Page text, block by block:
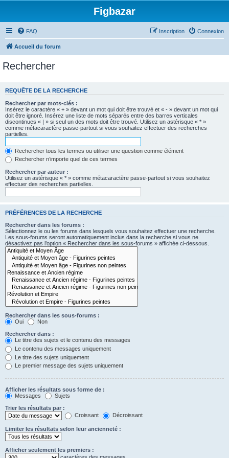
Figbazar
FAQ Connexion
Inscription
Accueil du forum
Rechercher
REQUÊTE DE LA RECHERCHE
Rechercher par mots-clés :
Insérez le caractère « + » devant un mot qui doit être trouvé et « - » devant un mot qui
doit être ignoré. Insérez une liste de mots séparés entre des barres verticales
discontinues « | » si seul un des mots doit être trouvé. Utilisez un astérisque « * »
comme métacaractère passe-partout si vous souhaitez effectuer des recherches
partielles.
Rechercher tous les termes ou utiliser une question comme élément
Rechercher n’importe quel de ces termes
Rechercher par auteur :
Utilisez un astérisque « * » comme métacaractère passe-partout si vous souhaitez
effectuer des recherches partielles.
PRÉFÉRENCES DE LA RECHERCHE
Rechercher dans les forums :
Sélectionnez le ou les forums dans lesquels vous souhaitez effectuer une recherche.
Les sous-forums seront automatiquement inclus dans la recherche si vous ne
désactivez pas l’option « Rechercher dans les sous-forums » affichée ci-dessous.
Rechercher dans les sous-forums :
Oui
Non
Rechercher dans :
Le titre des sujets et le contenu des messages
Le contenu des messages uniquement
Le titre des sujets uniquement
Le premier message des sujets uniquement
Afficher les résultats sous forme de :
Messages
Sujets
Trier les résultats par :
Croissant
Décroissant
Limiter les résultats selon leur ancienneté :
Afficher seulement les premiers :